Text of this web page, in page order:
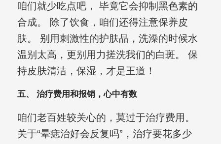
咱们就少吃点吧， 毕竟它会抑制黑色素的
合成。 除了饮食，咱们还得注意保养皮
肤。 别用刺激性的护肤品，洗澡的时候水
温别太高，更别用力搓洗我们的白斑。 保
持皮肤清洁，保湿，才是王道！
五、 治疗费用和报销，心中有数
咱们老百姓较关心的，莫过于治疗费用。
关于“晕痣治好会反复吗”，治疗要花多少